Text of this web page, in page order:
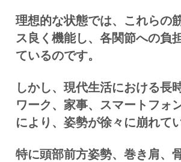
理想的な状態では、これらの
ス良く機能し、各関節への負
ているのです。
しかし、現代生活における長
ワーク、家事、スマートフォ
により、姿勢が徐々に崩れて
特に頭部前方姿勢、巻き肩、